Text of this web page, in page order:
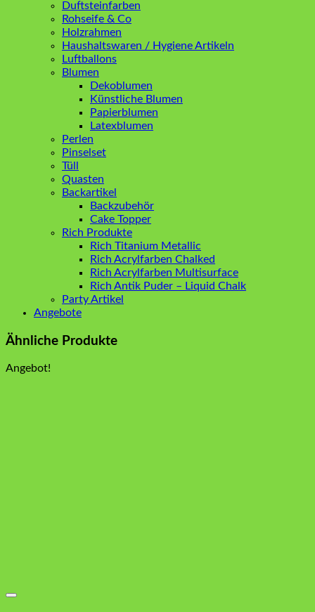
Duftsteinfarben
Rohseife & Co
Holzrahmen
Haushaltswaren / Hygiene Artikeln
Luftballons
Blumen
Dekoblumen
Künstliche Blumen
Papierblumen
Latexblumen
Perlen
Pinselset
Tüll
Quasten
Backartikel
Backzubehör
Cake Topper
Rich Produkte
Rich Titanium Metallic
Rich Acrylfarben Chalked
Rich Acrylfarben Multisurface
Rich Antik Puder – Liquid Chalk
Party Artikel
Angebote
Ähnliche Produkte
Angebot!